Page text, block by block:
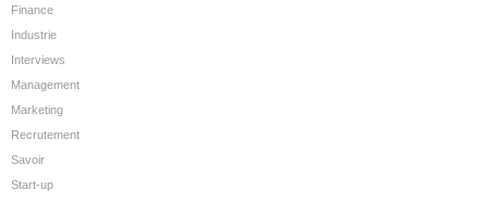
Finance
Industrie
Interviews
Management
Marketing
Recrutement
Savoir
Start-up